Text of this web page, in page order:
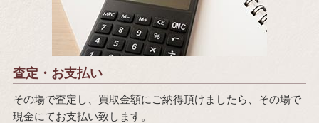
査定・お支払い
その場で査定し、買取金額にご納得頂けましたら、その場で
現金にてお支払い致します。